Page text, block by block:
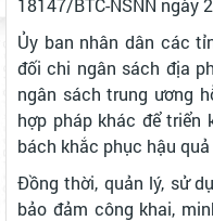
Ủy ban nhân dân các
đối chi ngân sách địa
ngân sách trung ương
hợp pháp khác để triển
bách khắc phục hậu
Đồng thời, quản lý, sử
bảo đảm công khai,